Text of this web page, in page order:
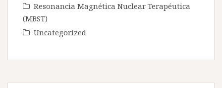
Resonancia Magnética Nuclear Terapéutica
(MBST)
Uncategorized